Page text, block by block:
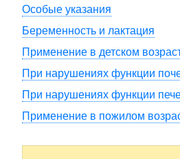
Особые указания
Беременность и лактация
Применение в детском
При нарушениях функции
При нарушениях функции
Применение в пожилом